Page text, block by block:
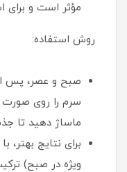
مؤثر است و برای
روش استفاده:
سرم را روی صورت
ماساژ دهید تا
برای نتایج
ویژه در صبح)